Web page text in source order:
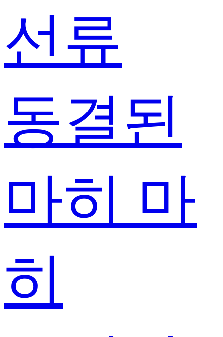
선류
동결된
마히 마
히